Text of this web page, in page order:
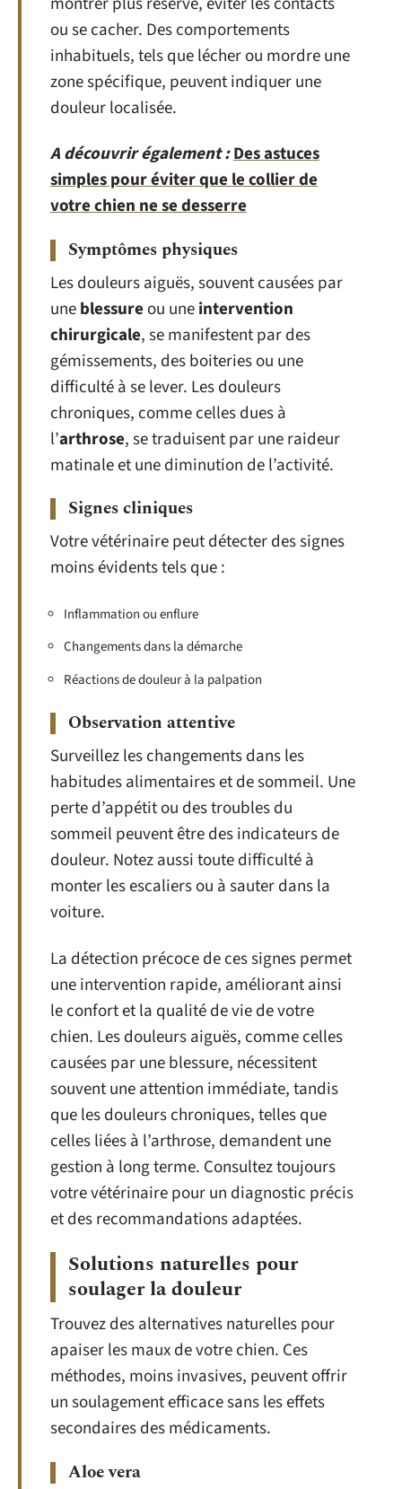
ou se cacher. Des comportements
inhabituels, tels que lécher ou mordre une
zone spécifique, peuvent indiquer une
douleur localisée.
A découvrir également :Des astuces
simples pour éviter que le collier de
votre chien ne se desserre
Symptômes physiques
Les douleurs aiguës, souvent causées par
uneblessure ou uneintervention
chirurgicale, se manifestent par des
gémissements, des boiteries ou une
difficulté à se lever. Les douleurs
chroniques, comme celles dues à
l’arthrose, se traduisent par une raideur
matinale et une diminution de l’activité.
Signes cliniques
Votre vétérinaire peut détecter des signes
moins évidents tels que :
Inflammation ou enflure
Changements dans la démarche
Réactions de douleur à la palpation
Observation attentive
Surveillez les changements dans les
habitudes alimentaires et de sommeil. Une
perte d’appétit ou des troubles du
sommeil peuvent être des indicateurs de
douleur. Notez aussi toute difficulté à
monter les escaliers ou à sauter dans la
voiture.
La détection précoce de ces signes permet
une intervention rapide, améliorant ainsi
le confort et la qualité de vie de votre
chien. Les douleurs aiguës, comme celles
causées par une blessure, nécessitent
souvent une attention immédiate, tandis
que les douleurs chroniques, telles que
celles liées à l’arthrose, demandent une
gestion à long terme. Consultez toujours
votre vétérinaire pour un diagnostic précis
et des recommandations adaptées.
Solutions naturelles pour
soulager la douleur
Trouvez des alternatives naturelles pour
apaiser les maux de votre chien. Ces
méthodes, moins invasives, peuvent offrir
un soulagement efficace sans les effets
secondaires des médicaments.
Aloe vera